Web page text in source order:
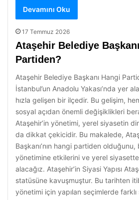
Devamını Oku
17 Temmuz 2026
Ataşehir Belediye
Partiden?
Ataşehir Belediye Başkanı Hangi
İstanbul’un Anadolu Yakası’nda yer
hızla gelişen bir ilçedir. Bu gelişim,
sosyal açıdan önemli değişiklikleri
Ataşehir’in yönetimi, yerel siyasetin
da dikkat çekicidir. Bu makalede,
Başkanı’nın hangi partiden
yönetimine etkilerini ve yerel
alacağız. Ataşehir’in Siyasi Yapısı
statüsüne kavuşmuştur. Bu tarihten
yönetimi için yapılan seçimlerde